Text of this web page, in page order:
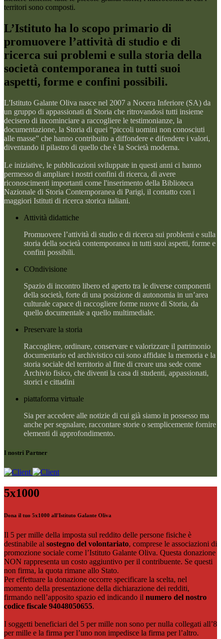
territori sono composti.
L’Istituto ha lo scopo primario di
promuovere l’attività di studio e di
ricerca sui problemi e sulla storia della
società contemporanea in tutti suoi
aspetti, forme e confini possibili.
L'Istituto Galante Oliva nasce nel 2007 a Nocera Inferiore (SA) da
un gruppo di appassionati di Storia che ritrovandosi tutti insieme
decisero di incominciare a raccogliere le testimonianze, la
documentazione, la Storia di quei “piccoli uomini non conosciuti
alle masse” che hanno contribuito a diffondere e difendere i valori,
diventando il pilastro di quello che è la Società moderna.
Le iniziative, le pubblicazioni sviluppate in questi anni ci hanno
permesso di ampliare i nostri confini di ricerca, di avere
riconoscimenti importanti come l'inserimento della Biblioteca
Nazionale di Storia Contemporanea di Parigi, il contatto con i
maggiori Istituti di ricerca storica italiani.
Attività didattiche
Promuovere l’attività di studio e di ricerca sui problemi e sulla
storia della società contemporanea in tutti suoi aspetti, forme e
confini possibili.
COndivisione
Spazio di incontro libero ed aperto tra le diverse componenti
della società, forte di una posizione di autonomia in un’area
culturale capace di raccogliere forme nuove di Storia, da
quello documentale a quello multimediale.
Preservare la storia
Raccogliere, ordinare, conservare e valorizzare il patrimonio
documentario ed archivistico cui sono affidate la memoria e la
storia sociale del territorio al fine di creare una sede come
Archivio fisico, che diventi la casa di studenti, appassionati,
storici e cittadini
piattaforma virtuale
Sia per accedere alle notizie di cui già siamo in possesso ma
anche per segnalare, raccontare storie o semplicemente fornire
elementi di approfondimento.
I nostri Partner
5x1000
Dona il tuo 5x1000 all'Istituto Galante Oliva
Il 5 per mille della imposta sul reddito delle persone fisiche è
destinabile al sostegno del volontariato, comprese le associazioni di
promozione sociale come l’Istituto Galante Oliva. Questa donazione
NON rappresenta un costo aggiuntivo per il contribuente. Se questi
non firma, la quota rimane allo Stato.
Per effettuare la donazione occorre specificare la scelta, nel
momento della presentazione della dichiarazione dei redditi,
firmando nell’apposito spazio ed indicando il numero del nostro
codice fiscale 94048050655.
I soggetti beneficiari del 5 per mille non sono per nulla collegati all’8
per mille e la firma per l’uno non impedisce la firma per l’altro.